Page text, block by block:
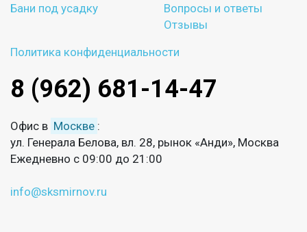
Бани под усадку
Вопросы и ответы
Отзывы
Политика конфиденциальности
8 (962) 681-14-47
Офис в Москве :
ул. Генерала Белова, вл. 28, рынок «Анди», Москва
Ежедневно с 09:00 до 21:00
info@sksmirnov.ru